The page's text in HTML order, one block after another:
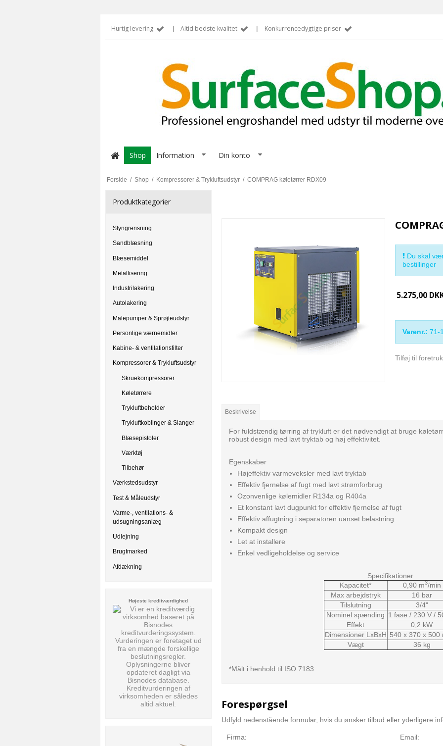
Hurtig levering | Altid bedste kvalitet | Konkurrencedygtige priser
Shop Information Din konto
Forside / Shop / Kompressorer & Trykluftsudstyr / COMPRAG køletørrer RDX09
Produktkategorier
Slyngrensning
Sandblæsning
Blæsemiddel
Metallisering
Industrilakering
Autolakering
Malepumper & Sprøjteudstyr
Personlige værnemidler
Kabine- & ventilationsfilter
Kompressorer & Trykluftsudstyr
Skruekompressorer
Køletørrere
Trykluftbeholder
Trykluftkoblinger & Slanger
Blæsepistoler
Værktøj
Tilbehør
Værkstedsudstyr
Test & Måleudstyr
Varme-, ventilations- &
udsugningsanlæg
Udlejning
Brugtmarked
Afdækning
Højeste kreditværdighed
Du skal
bestillinger
5.275,00
Varenr.: 71-
Tilføj til
Beskrivelse
For fuldstændig tørring af trykluft er det nødvendigt at bruge
robust design med lavt tryktab og høj effektivitet.
Egenskaber
Højeffektiv varmeveksler med lavt tryktab
Effektiv fjernelse af fugt med lavt strømforbrug
Ozonvenlige kølemidler R134a og R404a
Et konstant lavt dugpunkt for effektiv fjernelse af fugt
Effektiv affugtning i separatoren uanset belastning
Kompakt design
Let at installere
Enkel vedligeholdelse og service
Specifikationer
Kapacitet*
0,90 m3/min
Max arbejdstryk
16 bar
Tilslutning
3/4"
Nominel spænding 1 fase / 230 V /
Effekt
0,2 kW
Dimensioner LxBxH 540 x 370 x 500
Vægt
36 kg
*Målt i henhold til ISO 7183
Forespørgsel
Udfyld nedenstående formular, hvis du ønsker tilbud eller yderligere